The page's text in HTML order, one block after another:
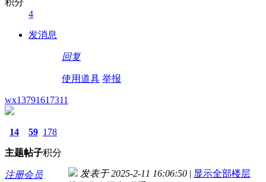
4
发消息
回复
使用道具 举报
wx13791617311
14
主题
59
帖子
178
积分
注册会员 发表于 2025-2-11 16:06:50 | 显示全部楼层